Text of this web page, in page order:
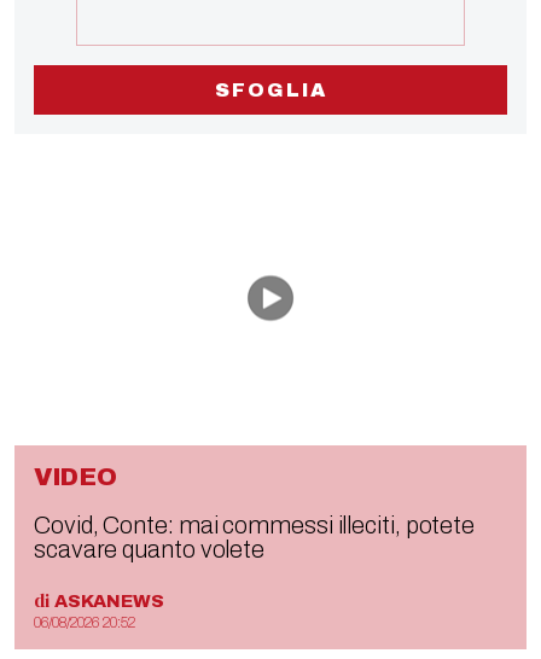
SFOGLIA
VIDEO
Covid, Conte: mai commessi illeciti, potete
scavare quanto volete
di ASKANEWS
06/08/2026 20:52